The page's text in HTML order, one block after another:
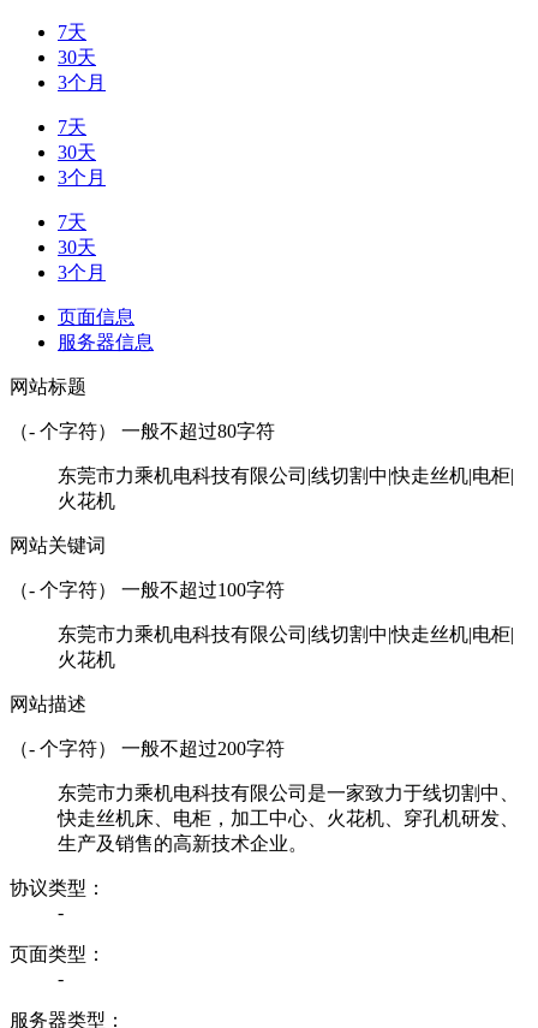
7天
30天
3个月
7天
30天
3个月
7天
30天
3个月
页面信息
服务器信息
网站标题
（- 个字符） 一般不超过80字符
东莞市力乘机电科技有限公司|线切割中|快走丝机|电柜|
火花机
网站关键词
（- 个字符） 一般不超过100字符
东莞市力乘机电科技有限公司|线切割中|快走丝机|电柜|
火花机
网站描述
（- 个字符） 一般不超过200字符
东莞市力乘机电科技有限公司是一家致力于线切割中、
快走丝机床、电柜，加工中心、火花机、穿孔机研发、
生产及销售的高新技术企业。
协议类型：
-
页面类型：
-
服务器类型：